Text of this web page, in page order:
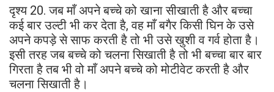
दृश्य 20. जब माँ अपने बच्चे को खाना सीखाती है और बच्चा
कई बार उल्टी भी कर देता है, वह माँ बगैर किसी घिन के उसे
अपने कपड़े से साफ करती है तो भी उसे खुशी व गर्व होता है।
इसी तरह जब बच्चे को चलना सिखाती है तो भी बच्चा बार बार
गिरता है तब भी वो माँ अपने बच्चे को मोटीवेट करती है और
चलना सिखाती है।